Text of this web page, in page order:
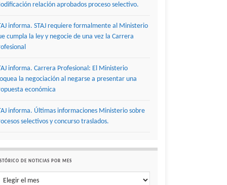
relación aprobados proceso selectivo.
informa. STAJ requiere formalmente al Ministerio
cumpla la ley y negocie de una vez la Carrera
informa. Carrera Profesional: El Ministerio
la negociación al negarse a presentar una
económica
informa. Últimas informaciones Ministerio sobre
selectivos y concurso traslados.
DE NOTICIAS POR MES
de noticias por mes